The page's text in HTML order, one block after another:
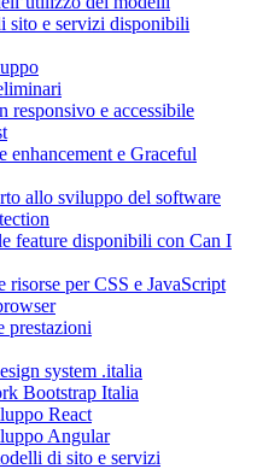
sito e servizi disponibili
responsivo e accessibile
enhancement e Graceful
allo sviluppo del software
feature disponibili con Can I
risorse per CSS e JavaScript
prestazioni
system .italia
Bootstrap Italia
React
Angular
di sito e servizi